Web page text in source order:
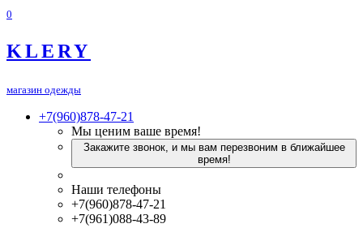
0
KLERY
магазин одежды
+7(960)878-47-21
Мы ценим ваше время!
Закажите звонок, и мы вам перезвоним в ближайшее
время!
Наши телефоны
+7(960)878-47-21
+7(961)088-43-89